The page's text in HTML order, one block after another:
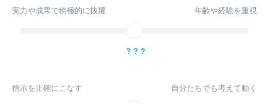
実力や成果で積極的に抜擢 年齢や経験を重視
? ? ?
指示を正確にこなす 自分たちでも考えて動く